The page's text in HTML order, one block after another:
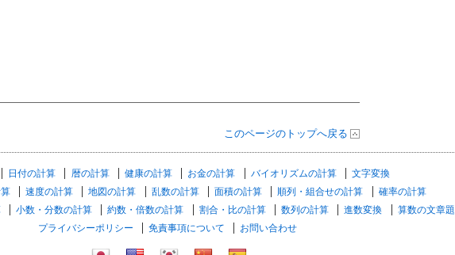
このページのトップへ戻る
日付の計算 暦の計算 健康の計算 お金の計算 バイオリズムの計算
文字変換
速度の計算 地図の計算 乱数の計算 面積の計算 順列・組合せの計算
確率の計算
小数・分数の計算 約数・倍数の計算 割合・比の計算 数列の計算 進数変換
算数の文章題
プライバシーポリシー
免責事項について お問い合わせ